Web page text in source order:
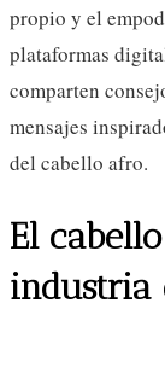
propio y el
plataformas
comparten
mensajes
del cabello afro.
El
industria